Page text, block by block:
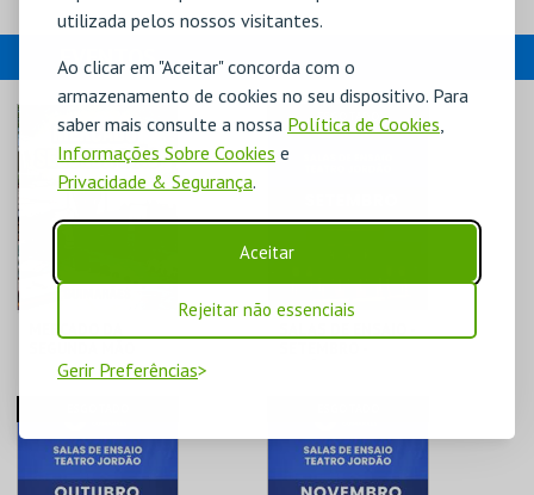
utilizada pelos nossos visitantes.
Ao clicar em "Aceitar" concorda com o
armazenamento de cookies no seu dispositivo. Para
saber mais consulte a nossa Política de Cookies,
Informações Sobre Cookies e
Privacidade & Segurança.
Aceitar
Rejeitar não essenciais
Gerir Preferências
EVENTOS
MERCADO DA
MAIS INFO
ESGOTADO
MAIS INFO